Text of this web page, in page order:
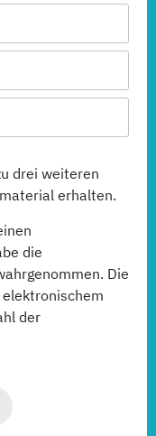
drei weiteren
erhalten.
die
Die
der